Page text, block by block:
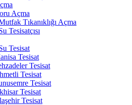
Açma
Tıkanıklığı Açma
Tesisatçısı
Tesisat
Tesisat
Tesisat
Tesisat
Tesisat
Tesisat
Tesisat